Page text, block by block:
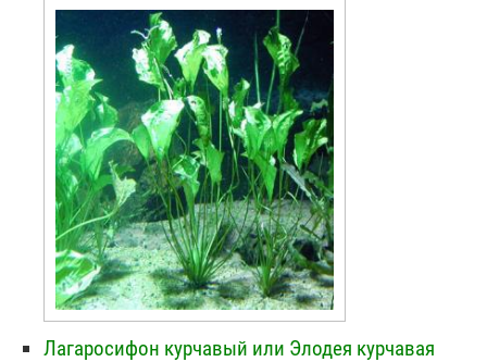
Лагаросифон курчавый или Элодея курчавая